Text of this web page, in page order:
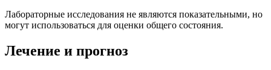
Лабораторные исследования не являются показательными, но
могут использоваться для оценки общего состояния.
Лечение и прогноз